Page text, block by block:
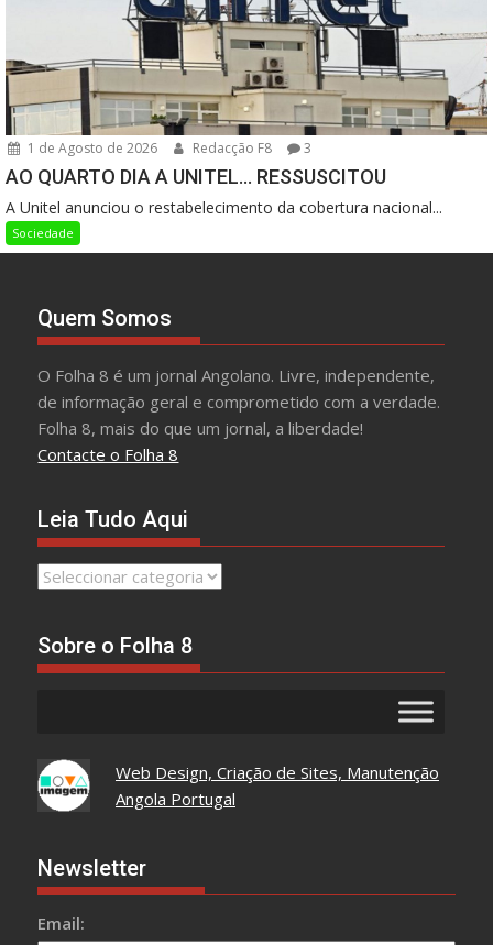
1 de Agosto de 2026 Redacção F8 3
AO QUARTO DIA A UNITEL… RESSUSCITOU
A Unitel anunciou o restabelecimento da cobertura nacional...
Sociedade
Quem Somos
O Folha 8 é um jornal Angolano. Livre, independente,
de informação geral e comprometido com a verdade.
Folha 8, mais do que um jornal, a liberdade!
Contacte o Folha 8
Leia Tudo Aqui
Leia
Sobre o Folha 8
Web Design, Criação de Sites, Manutenção
Angola Portugal
Newsletter
Email: